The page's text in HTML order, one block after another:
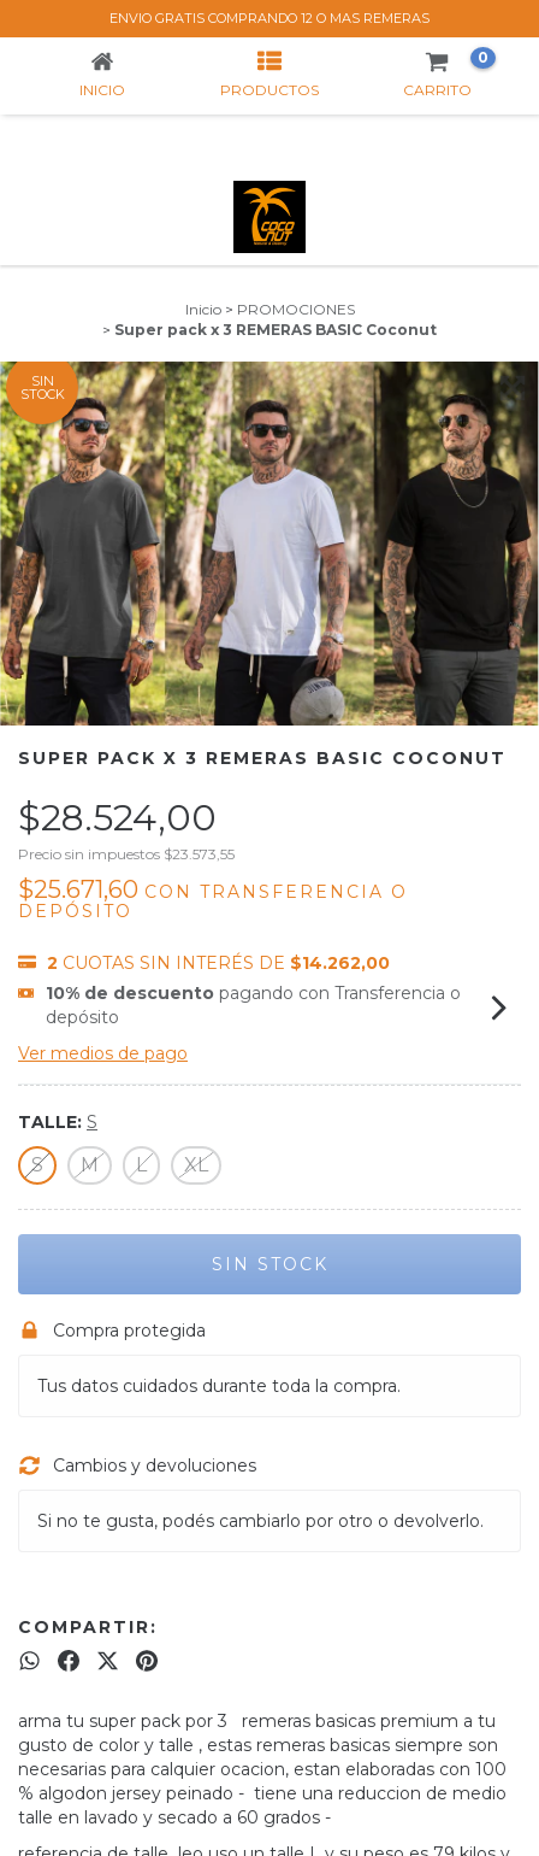
ENVIO GRATIS COMPRANDO 12 O MAS REMERAS
SUPER PACK X 3 REMERAS BASIC COCONUT
INICIO PRODUCTOS CARRITO
0
Inicio > PROMOCIONES
> Super pack x 3 REMERAS BASIC Coconut
SIN
STOCK
SUPER PACK X 3 REMERAS BASIC COCONUT
$28.524,00
Precio sin impuestos $23.573,55
$25.671,60 CON TRANSFERENCIA O
DEPÓSITO
2 CUOTAS SIN INTERÉS DE $14.262,00
10% de descuentopagando con Transferencia o
depósito
Ver medios de pago
TALLE: S
S M L XL
Compra protegida
Tus datos cuidados durante toda la compra.
Cambios y devoluciones
Si no te gusta, podés cambiarlo por otro o devolverlo.
COMPARTIR:
arma tu super pack por 3 remeras basicas premium a tu
gusto de color y talle , estas remeras basicas siempre son
necesarias para calquier ocacion, estan elaboradas con 100
% algodon jersey peinado - tiene una reduccion de medio
talle en lavado y secado a 60 grados -